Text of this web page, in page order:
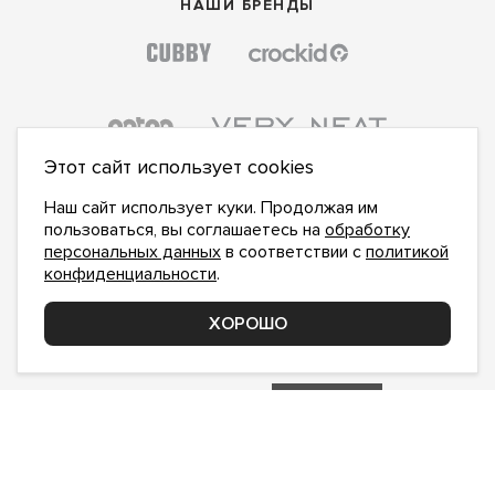
НАШИ БРЕНДЫ
ПОДПИСАТЬСЯ НА НОВОСТИ:
сполитикой конфиденциальностиознакомлен и
Этот сайт использует cookies
Наш сайт использует куки. Продолжая им
пользоваться, вы соглашаетесь на обработку
персональных данных в соответствии с политикой
конфиденциальности.
ХОРОШО